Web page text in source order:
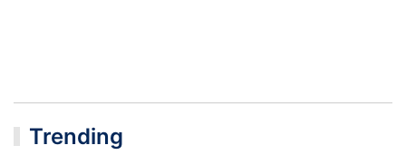
Trending